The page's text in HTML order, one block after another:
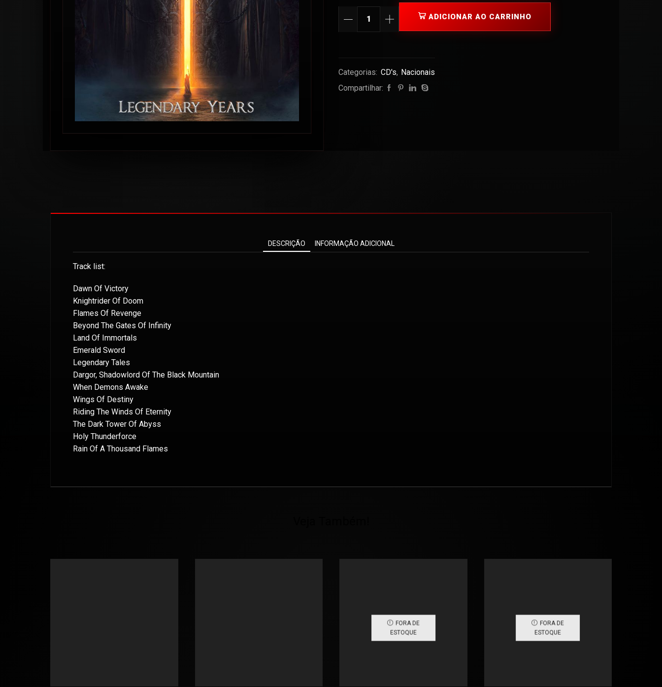
ADICIONAR AO CARRINHO
Categorias: CD's, Nacionais
Compartilhar:
DESCRIÇÃO INFORMAÇÃO ADICIONAL
Track list:
Dawn Of Victory
Knightrider Of Doom
Flames Of Revenge
Beyond The Gates Of Infinity
Land Of Immortals
Emerald Sword
Legendary Tales
Dargor, Shadowlord Of The Black Mountain
When Demons Awake
Wings Of Destiny
Riding The Winds Of Eternity
The Dark Tower Of Abyss
Holy Thunderforce
Rain Of A Thousand Flames
FORA DE
ESTOQUE
FORA DE
ESTOQUE